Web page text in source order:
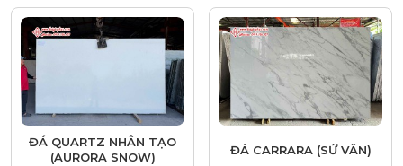
ĐÁ QUARTZ NHÂN TẠO
(AURORA SNOW)
ĐÁ CARRARA (SỨ VÂN)